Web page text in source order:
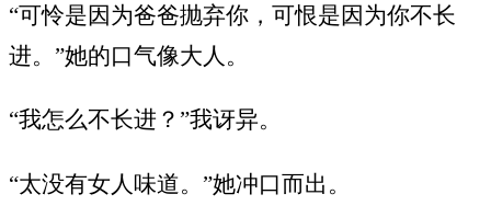
“可怜是因为爸爸抛弃你，可恨是因为你不长
进。”她的口气像大人。
“我怎么不长进？”我讶异。
“太没有女人味道。”她冲口而出。